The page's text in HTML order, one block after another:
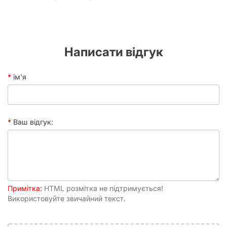
Відродження. Серед центральних сюжетів – «Створення
Адама», «Вигнання з Едемського саду», «Великий потоп» та
емоціями та динамікою, що перетворює процес збирання
будете мати змогу розглянути кожну деталь, кожен мазок
Чому варто купити пазл Сікстинська
насолоду. Коли останній елемент стане на своє місце,
перед вами постане вражаюче полотно, що зазвичай сягає
понад півтора метра завширшки, готове стати прикрасою
близьких. Цей пазл несе в собі не лише розважальну, а й
Написати відгук
ім'я
Ваш відгук:
Примітка: HTML розмітка не підтримується!
Використовуйте звичайний текст.